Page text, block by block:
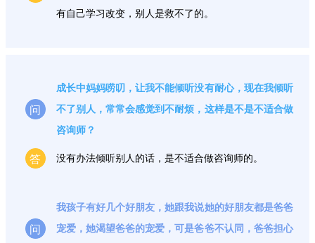
有自己学习改变，别人是救不了的。
问
成长中妈妈唠叨，让我不能倾听没有耐心，现在我倾听
不了别人，常常会感觉到不耐烦，这样是不是不适合做
咨询师？
答 没有办法倾听别人的话，是不适合做咨询师的。
问
我孩子有好几个好朋友，她跟我说她的好朋友都是爸爸
宠爱，她渴望爸爸的宠爱，可是爸爸不认同，爸爸担心